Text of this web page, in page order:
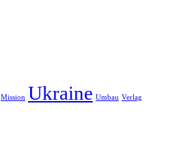
Mission Ukraine Umbau Verlag